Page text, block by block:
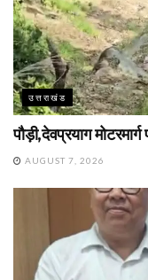
उत्तराखंड
पौड़ी,देवप्रयाग
AUGUST 7, 2026